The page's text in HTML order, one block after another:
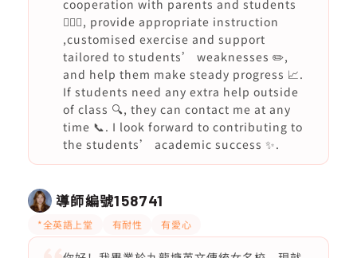
cooperation with parents and students
🙇🏻‍♀️, provide appropriate instruction
,customised exercise and support
tailored to students’ weaknesses ✏️,
and help them make steady progress 📈.
If students need any extra help outside
of class 🔍, they can contact me at any
time 📞. I look forward to contributing to
the students’ academic success ✨.
導師編號158741
*全英語上堂 有耐性 有愛心